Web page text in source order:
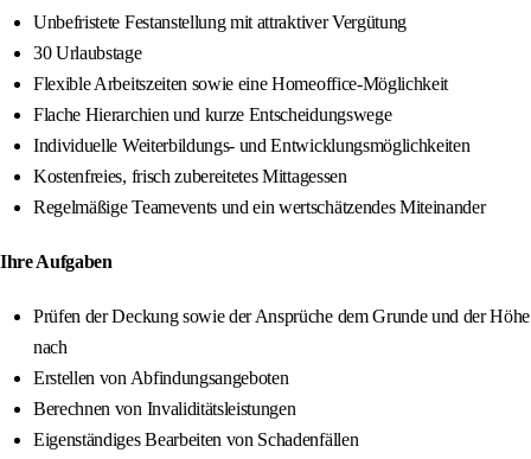
Unbefristete Festanstellung mit attraktiver Vergütung
30 Urlaubstage
Flexible Arbeitszeiten sowie eine Homeoffice-Möglichkeit
Flache Hierarchien und kurze Entscheidungswege
Individuelle Weiterbildungs- und Entwicklungsmöglichkeiten
Kostenfreies, frisch zubereitetes Mittagessen
Regelmäßige Teamevents und ein wertschätzendes Miteinander
Ihre Aufgaben
Prüfen der Deckung sowie der Ansprüche dem Grunde und der Höhe
nach
Erstellen von Abfindungsangeboten
Berechnen von Invaliditätsleistungen
Eigenständiges Bearbeiten von Schadenfällen